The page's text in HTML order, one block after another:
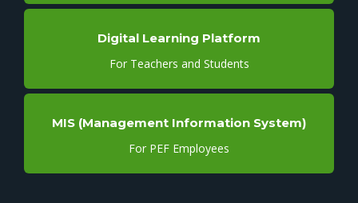
Digital Learning Platform
For Teachers and Students
MIS (Management Information System)
For PEF Employees